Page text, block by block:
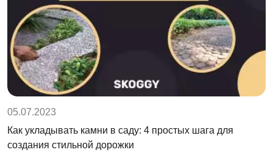
05.07.2023
Как укладывать камни в саду: 4 простых шага для
создания стильной дорожки